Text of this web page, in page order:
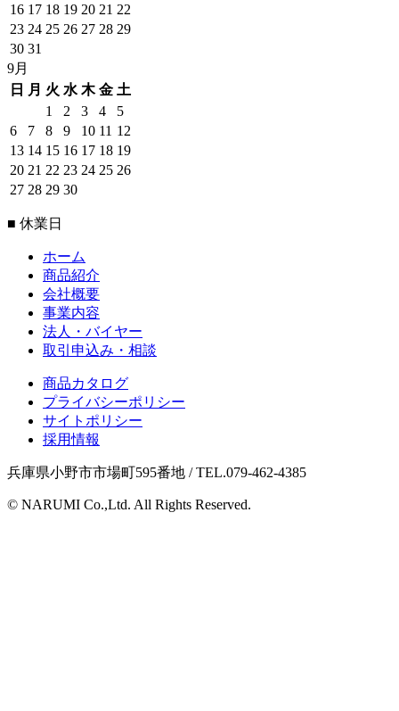
16 17 18 19 20 21 22
23 24 25 26 27 28 29
30 31
9月
日
月 火 水 木 金 土
1
2 3 4
5
6
7 8 9 10 11 12
13 14 15 16 17 18 19
20 21 22 23 24 25 26
27 28 29 30
■ 休業日
ホーム
商品紹介
会社概要
事業内容
法人・バイヤー
取引申込み・相談
商品カタログ
プライバシーポリシー
サイトポリシー
採用情報
兵庫県小野市市場町595番地 / TEL.079-462-4385
© NARUMI Co.,Ltd. All Rights Reserved.